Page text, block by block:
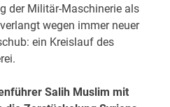
der Militär-Maschinerie als
wegen immer neuer
ein Kreislauf des
Salih Muslim mit